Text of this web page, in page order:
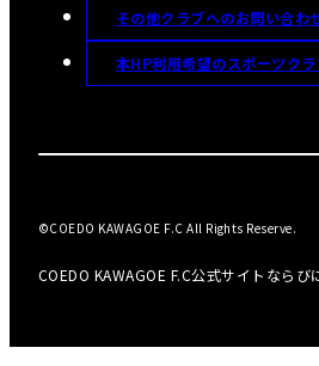
その他クラブへのお問い合わ
本HP利用希望のスポーツク
COEDO KAWAGOE F.C公式サイトなら
©COEDO KAWAGOE F.C All Rights Reserve.